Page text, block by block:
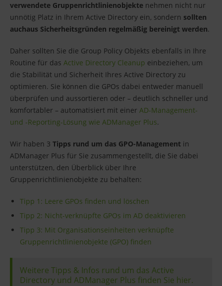
verwendete Gruppenrichtlinienobjekte nehmen nicht nur
unnötig Platz in Ihrem Active Directory ein, sondern sollten
auchaus Sicherheitsgründen regelmäßig bereinigt werden.
Daher sollten Sie die Group Policy Objekts ebenfalls in Ihre
Routine für das Active Directory Cleanup einbeziehen, um
die Stabilität und Sicherheit Ihres Active Directory zu
optimieren. Sie können die GPOs dabei entweder manuell
überprüfen und aussortieren oder – deutlich schneller und
komfortabler – automatisiert mit einer AD-Management-
und -Reporting-Lösung wie ADManager Plus.
Wir haben 3 Tipps rund um das GPO-Management in
ADManager Plus für Sie zusammengestellt, die Sie dabei
unterstützen, den Überblick über Ihre
Gruppenrichtlinienobjekte zu behalten:
Tipp 1: Leere GPOs finden und löschen
Tipp 2: Nicht-verknüpfte GPOs im AD deaktivieren
Tipp 3: Mit Organisationseinheiten verknüpfte
Gruppenrichtlinienobjekte (GPO) finden
Weitere Tipps & Infos rund um das Active
Directory und ADManager Plus finden Sie hier.